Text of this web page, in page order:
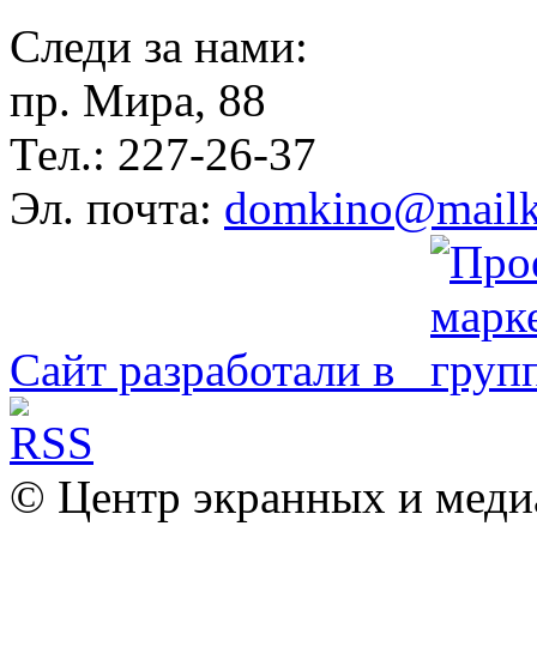
Следи за нами:
пр. Мира, 88
Тел.: 227-26-37
Эл. почта:
Сайт разработали в
© Центр экранных и